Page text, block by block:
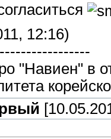
12:16)
"Навиен" в